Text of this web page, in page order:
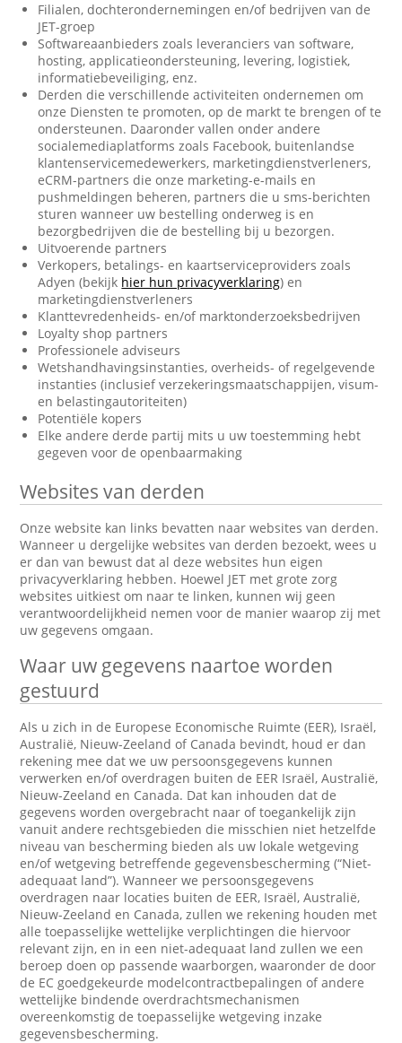
Filialen, dochterondernemingen en/of bedrijven van de
JET-groep
Softwareaanbieders zoals leveranciers van software,
hosting, applicatieondersteuning, levering, logistiek,
informatiebeveiliging, enz.
Derden die verschillende activiteiten ondernemen om
onze Diensten te promoten, op de markt te brengen of te
ondersteunen. Daaronder vallen onder andere
socialemediaplatforms zoals Facebook, buitenlandse
klantenservicemedewerkers, marketingdienstverleners,
eCRM-partners die onze marketing-e-mails en
pushmeldingen beheren, partners die u sms-berichten
sturen wanneer uw bestelling onderweg is en
bezorgbedrijven die de bestelling bij u bezorgen.
Uitvoerende partners
Verkopers, betalings- en kaartserviceproviders zoals
Adyen (bekijk hier hun privacyverklaring) en
marketingdienstverleners
Klanttevredenheids- en/of marktonderzoeksbedrijven
Loyalty shop partners
Professionele adviseurs
Wetshandhavingsinstanties, overheids- of regelgevende
instanties (inclusief verzekeringsmaatschappijen, visum-
en belastingautoriteiten)
Potentiële kopers
Elke andere derde partij mits u uw toestemming hebt
gegeven voor de openbaarmaking
Websites van derden
Onze website kan links bevatten naar websites van derden.
Wanneer u dergelijke websites van derden bezoekt, wees u
er dan van bewust dat al deze websites hun eigen
privacyverklaring hebben. Hoewel JET met grote zorg
websites uitkiest om naar te linken, kunnen wij geen
verantwoordelijkheid nemen voor de manier waarop zij met
uw gegevens omgaan.
Waar uw gegevens naartoe worden
gestuurd
Als u zich in de Europese Economische Ruimte (EER), Israël,
Australië, Nieuw-Zeeland of Canada bevindt, houd er dan
rekening mee dat we uw persoonsgegevens kunnen
verwerken en/of overdragen buiten de EER Israël, Australië,
Nieuw-Zeeland en Canada. Dat kan inhouden dat de
gegevens worden overgebracht naar of toegankelijk zijn
vanuit andere rechtsgebieden die misschien niet hetzelfde
niveau van bescherming bieden als uw lokale wetgeving
en/of wetgeving betreffende gegevensbescherming (“Niet-
adequaat land”). Wanneer we persoonsgegevens
overdragen naar locaties buiten de EER, Israël, Australië,
Nieuw-Zeeland en Canada, zullen we rekening houden met
alle toepasselijke wettelijke verplichtingen die hiervoor
relevant zijn, en in een niet-adequaat land zullen we een
beroep doen op passende waarborgen, waaronder de door
de EC goedgekeurde modelcontractbepalingen of andere
wettelijke bindende overdrachtsmechanismen
overeenkomstig de toepasselijke wetgeving inzake
gegevensbescherming.